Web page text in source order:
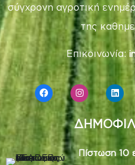
σύγχρονη αγροτική
της
Επικοινωνία:
Πίστωση 10